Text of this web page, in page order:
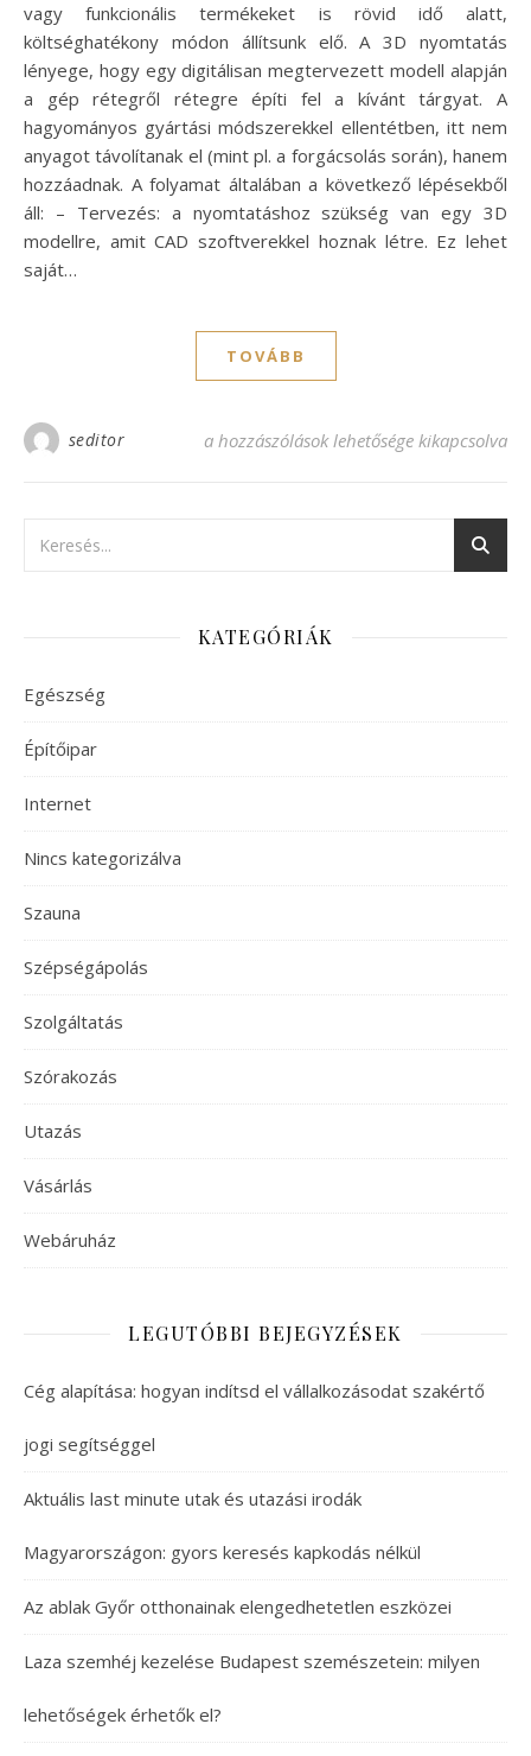
vagy funkcionális termékeket is rövid idő alatt,
költséghatékony módon állítsunk elő. A 3D nyomtatás
lényege, hogy egy digitálisan megtervezett modell alapján
a gép rétegről rétegre építi fel a kívánt tárgyat. A
hagyományos gyártási módszerekkel ellentétben, itt nem
anyagot távolítanak el (mint pl. a forgácsolás során), hanem
hozzáadnak. A folyamat általában a következő lépésekből
áll: – Tervezés: a nyomtatáshoz szükség van egy 3D
modellre, amit CAD szoftverekkel hoznak létre. Ez lehet
saját…
TOVÁBB
seditor 3D nyomtatás egyedi tervezéssel
a hozzászólások lehetősége kikapcsolva
KATEGÓRIÁK
Egészség
Építőipar
Internet
Nincs kategorizálva
Szauna
Szépségápolás
Szolgáltatás
Szórakozás
Utazás
Vásárlás
Webáruház
LEGUTÓBBI BEJEGYZÉSEK
Cég alapítása: hogyan indítsd el vállalkozásodat szakértő
jogi segítséggel
Aktuális last minute utak és utazási irodák
Magyarországon: gyors keresés kapkodás nélkül
Az ablak Győr otthonainak elengedhetetlen eszközei
Laza szemhéj kezelése Budapest szemészetein: milyen
lehetőségek érhetők el?